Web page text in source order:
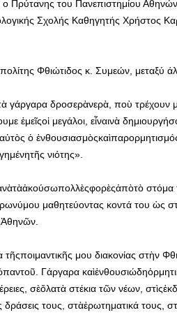
Πρύτανης του Πανεπιστημίου
Σχολής Καθηγητής Χρήστος
Φθιώτιδος κ. Συμεών, μεταξύ
γάργαρα δροσερὰνερὰ, ποὺ
ἐμεῖςοἱ μεγάλοι, εἶναινὰ
ὁ
νιότης».
μαθητεύοντας κοντά του ὡς
μου διακονίας στὴν
Γάργαρα
σὲὅλατὰ στέκια τῶν νέων,
δράσεις τους, στὰἐρωτηματικά τους,